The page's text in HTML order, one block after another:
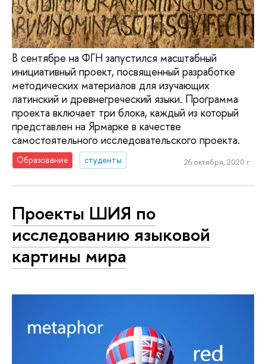
В сентябре на ФГН запустился масштабный
инициативный проект, посвященный разработке
методических материалов для изучающих
латинский и древнегреческий языки. Программа
проекта включает три блока, каждый из который
представлен на Ярмарке в качестве
самостоятельного исследовательского проекта.
Образование студенты 26 октября, 2020 г.
Проекты ШИЯ по
исследованию языковой
картины мира